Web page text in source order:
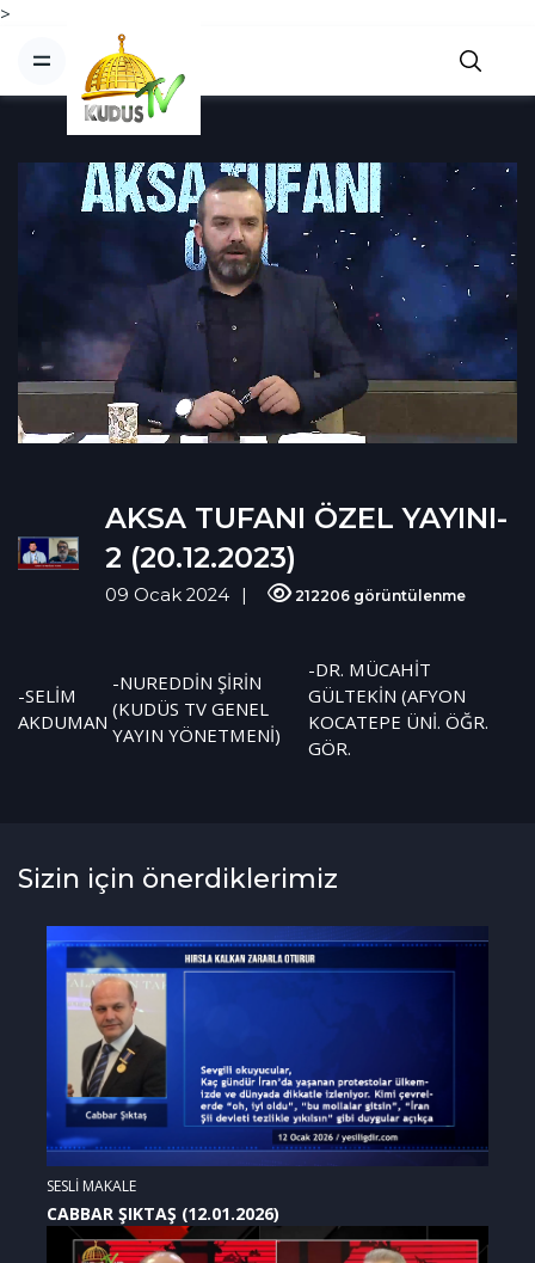
>
AKSA TUFANI ÖZEL YAYINI-
2 (20.12.2023)
09 Ocak 2024 212206 görüntülenme
-SELİM
AKDUMAN
-NUREDDİN ŞİRİN
(KUDÜS TV GENEL
YAYIN YÖNETMENİ)
-DR. MÜCAHİT
GÜLTEKİN (AFYON
KOCATEPE ÜNİ. ÖĞR.
GÖR.
Sizin için önerdiklerimiz
SESLİ MAKALE
CABBAR ŞIKTAŞ (12.01.2026)